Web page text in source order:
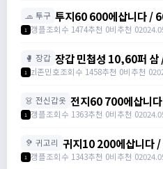
🧢 투구 투지60 600에삽니다 /
1 갱플조회수 1474추천 0비추천 0
🥊 장갑 장갑 민첩성 10,60퍼 삼
1 zl존민호조회수 1458추천 0비추천 0
👗 전신갑옷 전지60 700에삽니
1 갱플조회수 1363추천 0비추천 0
🦻 귀고리 귀지10 200에삽니다
1 갱플조회수 1343추천 0비추천 0